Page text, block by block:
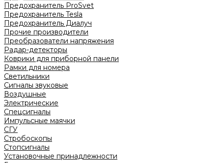
Предохранитель ProSvet
Предохранитель Tesla
Предохранитель Диалуч
Прочие производители
Преобразователи напряжения
Радар-детекторы
Коврики для приборной панели
Рамки для номера
Светильники
Сигналы звуковые
Воздушные
Электрические
Спецсигналы
Импульсные маячки
СГУ
Стробоскопы
Стопсигналы
Установочные принадлежности